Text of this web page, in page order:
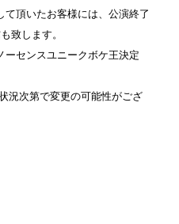
て頂いたお客様には、公演終了
致します。
ーセンスユニークボケ王決定
況次第で変更の可能性がござ